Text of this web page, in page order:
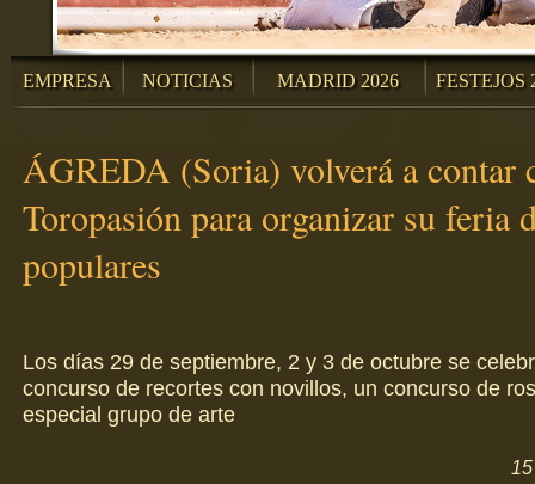
EMPRESA NOTICIAS MADRID 2026 FESTEJOS
ÁGREDA (Soria) volverá a contar
Toropasión para organizar su feria
populares
Los días 29 de septiembre, 2 y 3 de octubre se
concurso de recortes con novillos, un concurso de
especial grupo de arte